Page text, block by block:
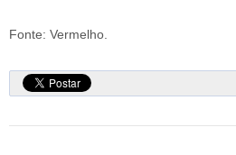
Fonte: Vermelho.